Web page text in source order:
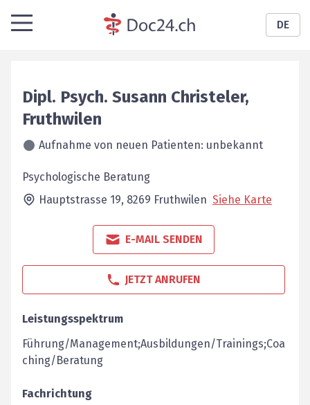
DE
Dipl. Psych. Susann Christeler,
Fruthwilen
Aufnahme von neuen Patienten: unbekannt
Psychologische Beratung
Hauptstrasse 19, 8269 Fruthwilen Siehe Karte
E-MAIL SENDEN
JETZT ANRUFEN
Leistungsspektrum
Führung/Management;Ausbildungen/Trainings;Coa
ching/Beratung
Fachrichtung